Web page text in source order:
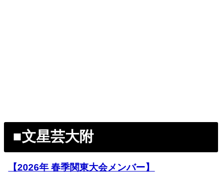
■文星芸大附
【2026年 春季関東大会メンバー】